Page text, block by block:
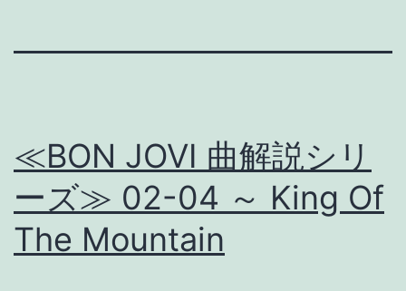
≪BON JOVI 曲解説シリ
ーズ≫ 02-04 ～ King Of
The Mountain